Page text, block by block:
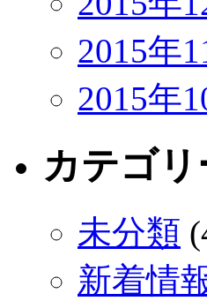
2015年
2015年
カテゴリ
未分類
新着情